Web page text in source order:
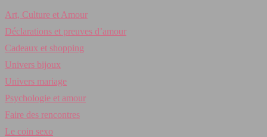
Art, Culture et Amour
Déclarations et preuves d’amour
Cadeaux et shopping
Univers bijoux
Univers mariage
Psychologie et amour
Faire des rencontres
Le coin sexo